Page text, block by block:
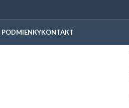
PODMIENKYKONTAKT